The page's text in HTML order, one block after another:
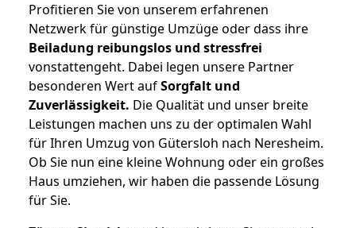
Profitieren Sie von unserem erfahrenen
Netzwerk für günstige Umzüge oder dass ihre
Beiladung reibungslos und stressfrei
vonstattengeht. Dabei legen unsere Partner
besonderen Wert aufSorgfalt und
Zuverlässigkeit. Die Qualität und unser breite
Leistungen machen uns zu der optimalen Wahl
für Ihren Umzug von Gütersloh nach Neresheim.
Ob Sie nun eine kleine Wohnung oder ein großes
Haus umziehen, wir haben die passende Lösung
für Sie.